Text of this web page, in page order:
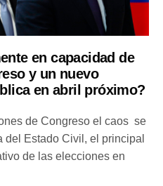
en capacidad de
y un nuevo
en abril próximo?
de Congreso el caos se
Estado Civil, el principal
de las elecciones en